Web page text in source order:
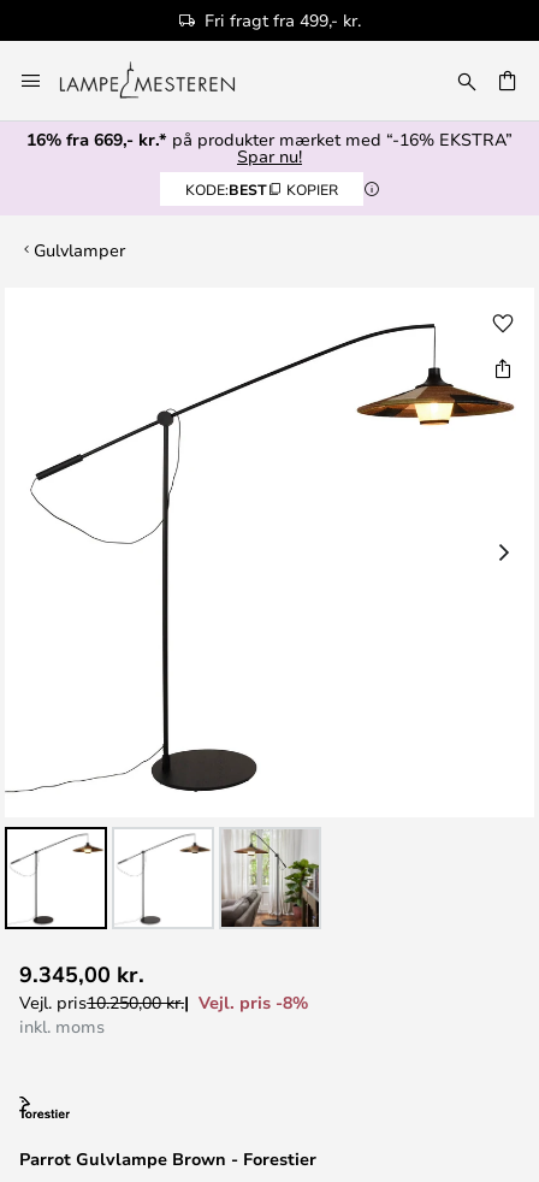
Fri fragt fra 499,- kr.
to
Content
16% fra 669,- kr.* på produkter mærket med “-16% EKSTRA”
Spar nu!
KODE:BEST KOPIER
Gulvlamper
til
starten
Parrot Gulvlampe Brown - Forestier
9.345,00 kr.
Vejl. pris10.250,00 kr.
Vejl. pris -8%
inkl. moms